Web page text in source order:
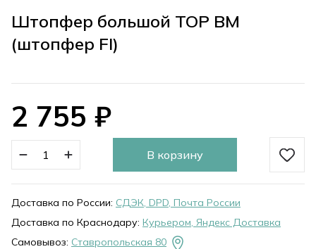
Штопфер большой ТОР ВМ
(штопфер FI)
2 755 ₽
В корзину
Доставка по России: СДЭК, DPD, Почта России
Доставка по Краснодару: Курьером, Яндекс Доставка
Самовывоз: Ставропольская 80